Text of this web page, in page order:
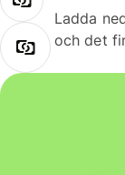
Ladda
och det